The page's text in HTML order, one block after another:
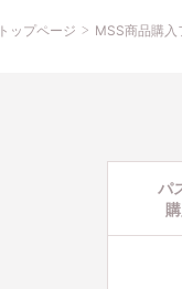
トップページ MSS商品購入
パ